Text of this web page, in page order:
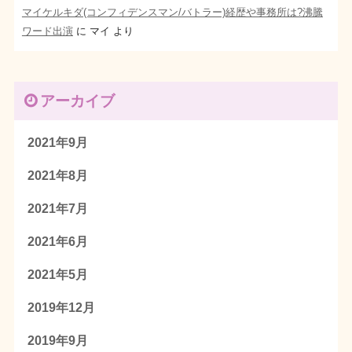
マイケルキダ(コンフィデンスマン/バトラー)経歴や事務所は?沸騰
ワード出演に マイ より
アーカイブ
2021年9月
2021年8月
2021年7月
2021年6月
2021年5月
2019年12月
2019年9月